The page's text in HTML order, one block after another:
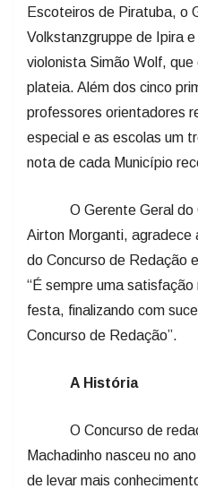
Escoteiros de Piratuba, o
Volkstanzgruppe de Ipira
violonista Simão Wolf,
plateia. Além dos cinco
professores orientadores
especial e as escolas um
nota de cada Município
O Gerente Geral do
Airton Morganti,
do Concurso de Redação
“É sempre uma
festa, finalizando com
Concurso de Redação”.
A História
O Concurso de
Machadinho nasceu no
de levar mais